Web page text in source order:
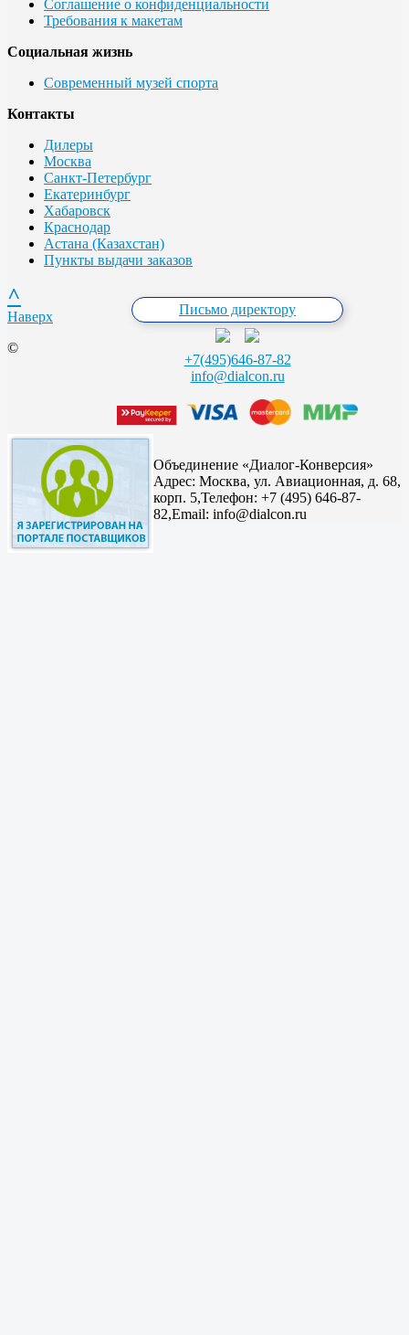
Соглашение о конфиденциальности
Требования к макетам
Социальная жизнь
Современный музей спорта
Контакты
Дилеры
Москва
Санкт-Петербург
Екатеринбург
Хабаровск
Краснодар
Астана (Казахстан)
Пункты выдачи заказов
Письмо директору
+7(495)646-87-82
info@dialcon.ru
^
Наверх
©
Объединение «Диалог-Конверсия»
Адрес: Москва, ул. Авиационная, д. 68,
корп. 5,Телефон: +7 (495) 646-87-
82,Email: info@dialcon.ru